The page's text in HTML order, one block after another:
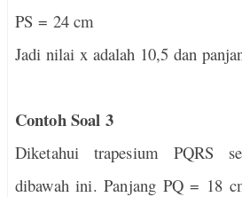
PS = 24 cm
Jadi nilai x adalah 10,5 dan
Contoh Soal 3
Diketahui trapesium PQRS
dibawah ini. Panjang PQ = 18